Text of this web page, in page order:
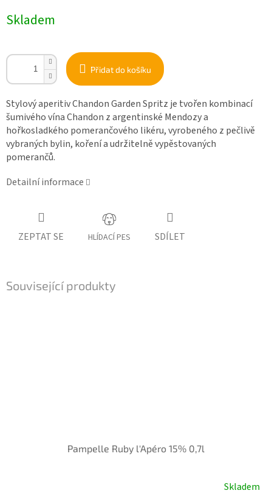
cena:
Skladem
Přidat do košíku
Stylový aperitiv Chandon Garden Spritz je tvořen kombinací
šumivého vína Chandon z argentinské Mendozy a
hořkosladkého pomerančového likéru, vyrobeného z pečlivě
vybraných bylin, koření a udržitelně vypěstovaných
pomerančů.
Detailní informace
ZEPTAT SE HLÍDACÍ PES SDÍLET
Související produkty
Pampelle Ruby l'Apéro 15% 0,7l
Skladem